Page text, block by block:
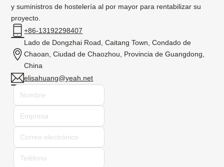
y suministros de hostelería al por mayor para rentabilizar su
proyecto.
+86-13192298407
Lado de Dongzhai Road, Caitang Town, Condado de
Chaoan, Ciudad de Chaozhou, Provincia de Guangdong,
China
elisahuang@yeah.net